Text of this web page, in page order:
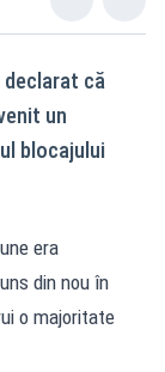
declarat că
un
blocajului
era
din nou în
o majoritate